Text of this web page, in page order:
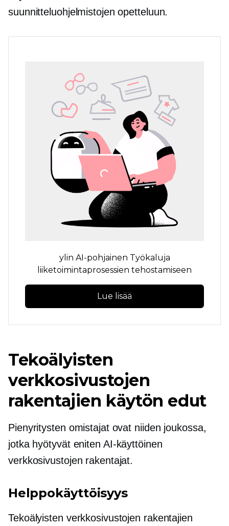
suunnitteluohjelmistojen opetteluun.
ylin AI-pohjainen Työkaluja
liiketoimintaprosessien tehostamiseen
Lue lisää
Tekoälyisten
verkkosivustojen
rakentajien käytön edut
Pienyritysten omistajat ovat niiden joukossa,
jotka hyötyvät eniten AI-käyttöinen
verkkosivustojen rakentajat.
Helppokäyttöisyys
Tekoälyisten verkkosivustojen rakentajien